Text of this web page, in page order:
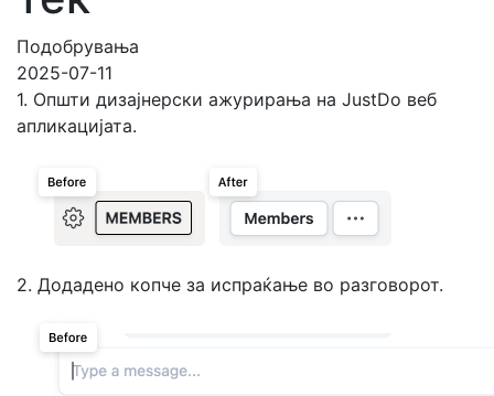
Подобрувања
2025-07-11
1. Општи дизајнерски ажурирања на JustDo веб
апликацијата.
2. Додадено копче за испраќање во разговорот.